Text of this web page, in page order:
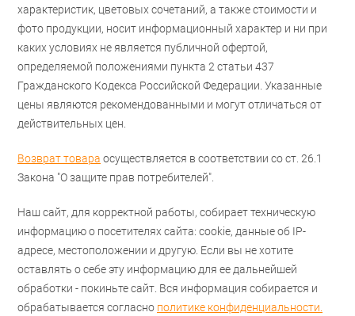
характеристик, цветовых сочетаний, а также стоимости и
фото продукции, носит информационный характер и ни при
каких условиях не является публичной офертой,
определяемой положениями пункта 2 статьи 437
Гражданского Кодекса Российской Федерации. Указанные
цены являются рекомендованными и могут отличаться от
действительных цен.
Возврат товара осуществляется в соответствии со ст. 26.1
Закона "О защите прав потребителей".
Наш сайт, для корректной работы, собирает техническую
информацию о посетителях сайта: cookie, данные об IP-
адресе, местоположении и другую. Если вы не хотите
оставлять о себе эту информацию для ее дальнейшей
обработки - покиньте сайт. Вся информация собирается и
обрабатывается согласно политике конфиденциальности.